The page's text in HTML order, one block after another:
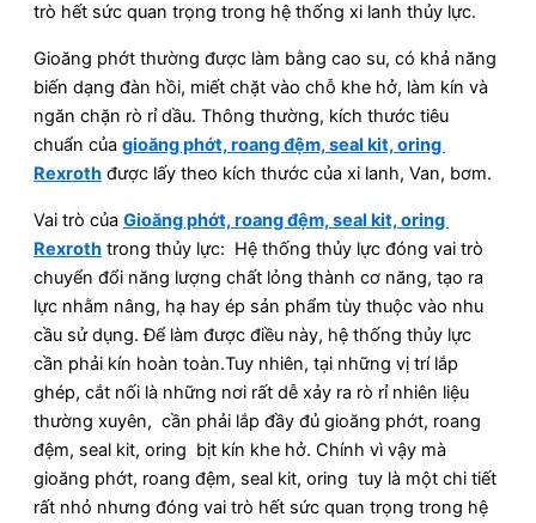
trò hết sức quan trọng trong hệ thống xi lanh thủy lực.
Gioăng phớt thường được làm bằng cao su, có khả năng
biến dạng đàn hồi, miết chặt vào chỗ khe hở, làm kín và
ngăn chặn rò rỉ dầu. Thông thường, kích thước tiêu
chuẩn của gioăng phớt, roang đệm, seal kit, oring
Rexroth được lấy theo kích thước của xi lanh, Van, bơm.
Vai trò của Gioăng phớt, roang đệm, seal kit, oring
Rexroth trong thủy lực: Hệ thống thủy lực đóng vai trò
chuyển đổi năng lượng chất lỏng thành cơ năng, tạo ra
lực nhằm nâng, hạ hay ép sản phẩm tùy thuộc vào nhu
cầu sử dụng. Để làm được điều này, hệ thống thủy lực
cần phải kín hoàn toàn.Tuy nhiên, tại những vị trí lắp
ghép, cắt nối là những nơi rất dễ xảy ra rò rỉ nhiên liệu
thường xuyên, cần phải lắp đầy đủ gioăng phớt, roang
đệm, seal kit, oring bịt kín khe hở. Chính vì vậy mà
gioăng phớt, roang đệm, seal kit, oring tuy là một chi tiết
rất nhỏ nhưng đóng vai trò hết sức quan trọng trong hệ